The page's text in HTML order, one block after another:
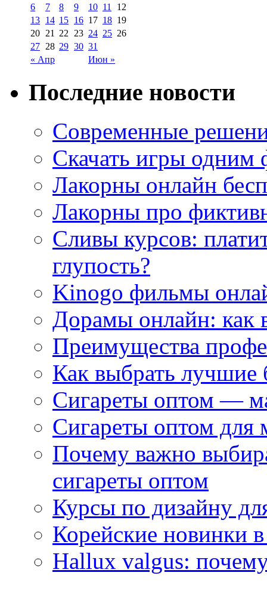
« Апр Июн »
6
7 8 9 10 11
12
13 14 15 16 17 18 19
20 21 22 23 24 25 26
27 28 29 30 31
Последние новости
Современные
Скачать игры одним
Лакорны онлайн
Лакорны про
Сливы курсов:
глупость?
Kinogo фильмы
Дорамы онлайн: как
Преимущества
Как выбрать
Сигареты оптом —
Сигареты оптом для
Почему важно
сигареты оптом
Курсы по дизайну
Корейские новинки
Hallux valgus: почему